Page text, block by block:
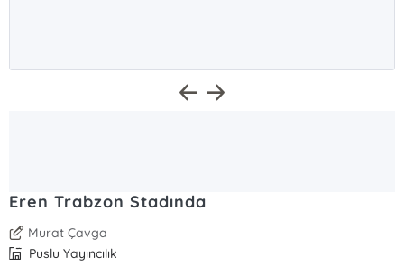
Eren Trabzon Stadında
Murat Çavga
Puslu Yayıncılık